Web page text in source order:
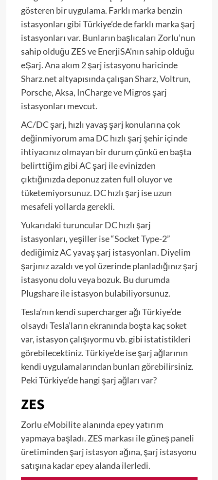
gösteren bir uygulama. Farklı marka benzin
istasyonları gibi Türkiye’de de farklı marka şarj
istasyonları var. Bunların başlıcaları Zorlu’nun
sahip olduğu ZES ve EnerjiSA’nın sahip olduğu
eŞarj. Ana akım 2 şarj istasyonu haricinde
Sharz.net altyapısında çalışan Sharz, Voltrun,
Porsche, Aksa, InCharge ve Migros şarj
istasyonları mevcut.
AC/DC şarj, hızlı yavaş şarj konularına çok
değinmiyorum ama DC hızlı şarj şehir içinde
ihtiyacınız olmayan bir durum çünkü en başta
belirttiğim gibi AC şarj ile evinizden
çıktığınızda deponuz zaten full oluyor ve
tüketemiyorsunuz. DC hızlı şarj ise uzun
mesafeli yollarda gerekli.
Yukarıdaki turuncular DC hızlı şarj
istasyonları, yeşiller ise “Socket Type-2”
dediğimiz AC yavaş şarj istasyonları. Diyelim
şarjınız azaldı ve yol üzerinde planladığınız şarj
istasyonu dolu veya bozuk. Bu durumda
Plugshare ile istasyon bulabiliyorsunuz.
Tesla’nın kendi supercharger ağı Türkiye’de
olsaydı Tesla’ların ekranında boşta kaç soket
var, istasyon çalışıyormu vb. gibi istatistikleri
görebilecektiniz. Türkiye’de ise şarj ağlarının
kendi uygulamalarından bunları görebilirsiniz.
Peki Türkiye’de hangi şarj ağları var?
ZES
Zorlu eMobilite alanında epey yatırım
yapmaya başladı. ZES markası ile güneş paneli
üretiminden şarj istasyon ağına, şarj istasyonu
satışına kadar epey alanda ilerledi.